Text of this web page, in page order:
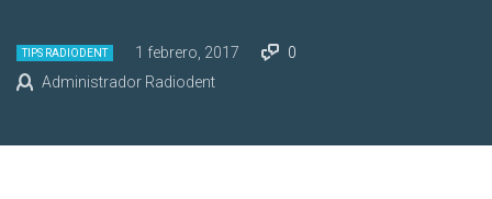
TIPS RADIODENT 1 febrero, 2017
0
Administrador Radiodent